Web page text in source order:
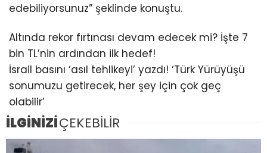
edebiliyorsunuz” şeklinde konuştu.
Altında rekor fırtınası devam edecek mi? İşte 7
bin TL’nin ardından ilk hedef!
İsrail basını ‘asıl tehlikeyi’ yazdı! ‘Türk Yürüyüşü
sonumuzu getirecek, her şey için çok geç
olabilir’
İLGİNİZİÇEKEBİLİR